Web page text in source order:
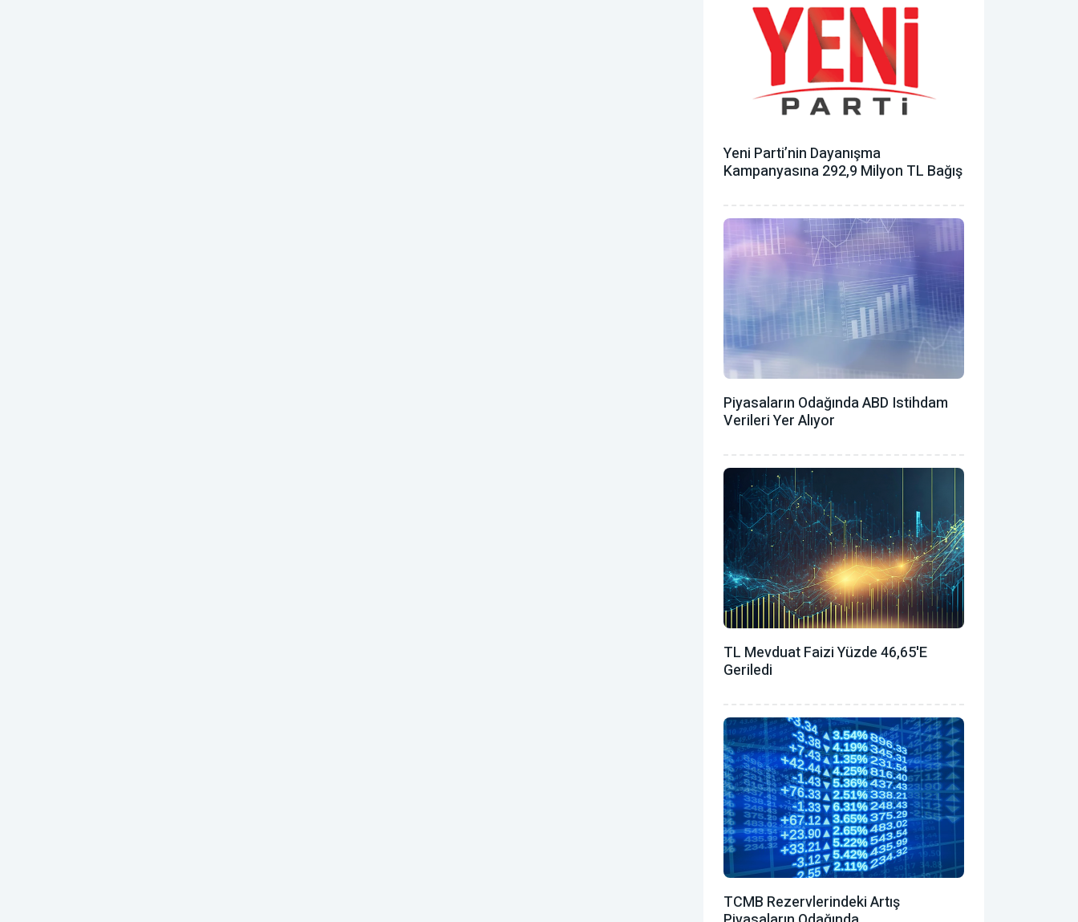
Yeni Parti’nin Dayanışma
Kampanyasına 292,9 Milyon TL Bağış
Piyasaların Odağında ABD Istihdam
Verileri Yer Alıyor
TL Mevduat Faizi Yüzde 46,65'e
Geriledi
TCMB Rezervlerindeki Artış